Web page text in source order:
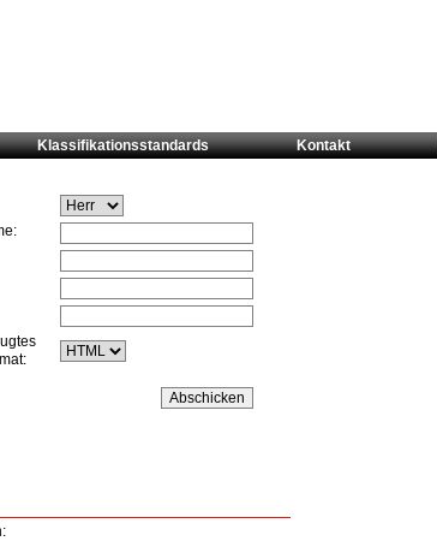
Klassifikationsstandards Kontakt